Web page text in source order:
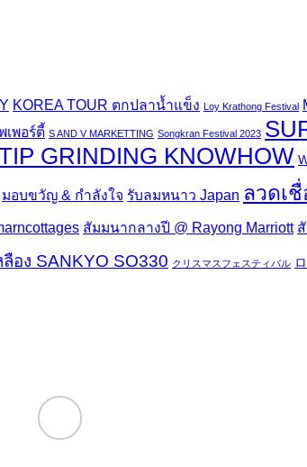
KOREA TOUR ตกปลาน้ำแข็ง Loy Krathong Festival
เพอร์ตี้ S AND V MARKETTING Songkran Festival 2023
GRINDING KNOWHOW
มอบขวัญ & กำลังใจ รับลมหนาว Japan ลวดเ
สัมมนากลางปี @ Rayong Marriott
อง SANKYO SO330 クリスマスフェスティバル